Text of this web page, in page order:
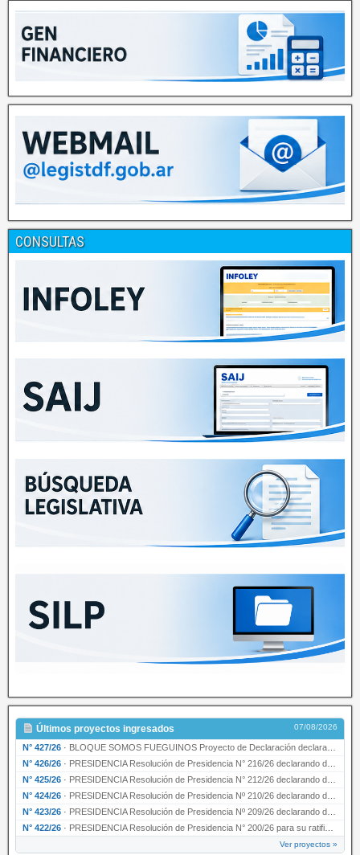
CONSULTAS
Últimos proyectos ingresados 07/08/2026
N° 427/26 · BLOQUE SOMOS FUEGUINOS Proyecto de Declaración declarando de interés provincial PRESIDENCI…
N° 426/26 · PRESIDENCIA Resolución de Presidencia N° 216/26 declarando de interés provincial la labor …
N° 425/26 · PRESIDENCIA Resolución de Presidencia N° 212/26 declarando de interés provincial el “50° A…
N° 424/26 · PRESIDENCIA Resolución de Presidencia Nº 210/26 declarando de interés provincial el proyec…
N° 423/26 · PRESIDENCIA Resolución de Presidencia Nº 209/26 declarando de interés provincial la presen…
N° 422/26 · PRESIDENCIA Resolución de Presidencia N° 200/26 para su ratificación.
Ver proyectos »